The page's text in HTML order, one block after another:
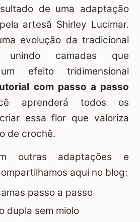
de uma adaptação
artesã Shirley Lucimar.
evolução da tradicional
unindo camadas que
efeito tridimensional
com passo a passo
aprenderá todos os
essa flor que valoriza
de crochê.
outras adaptações e
aqui no blog:
passo a passo
dupla sem miolo